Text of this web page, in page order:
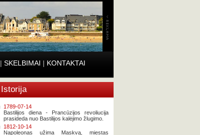
| SKELBIMAI | KONTAKTAI
Istorija
1789-07-14
Bastilijos diena - Prancūzijos revoliucija
prasideda nuo Bastilijos kalėjimo žlugimo.
1812-10-14
Napoleonas užima Maskvą, miestas